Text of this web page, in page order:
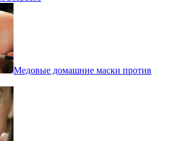
Медовые домашние маски против